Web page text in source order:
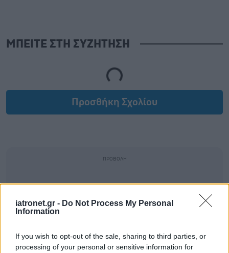
iatronet.gr - Do Not Process My Personal
Information
If you wish to opt-out of the sale, sharing to third parties, or
processing of your personal or sensitive information for
ΜΠΕΙΤΕ ΣΤΗ ΣΥΖΗΤΗΣΗ
Loading...
Προσθήκη Σχολίου